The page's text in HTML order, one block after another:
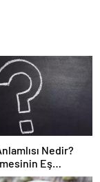
Nedir?
Eş
Nelerdir?